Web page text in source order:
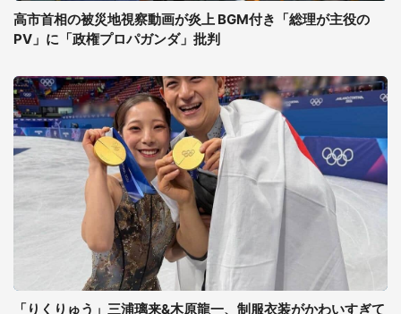
高市首相の被災地視察動画が炎上 BGM付き「総理が主役の
PV」に「政権プロパガンダ」批判
「りくりゅう」三浦璃来&木原龍一、制服衣装がかわいすぎて